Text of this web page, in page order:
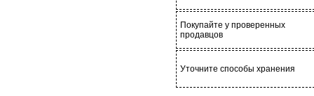
Покупайте у проверенных
продавцов
Уточните способы хранения